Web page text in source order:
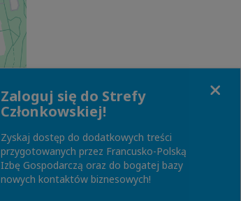
Zaloguj się do Strefy
Członkowskiej!
Zyskaj dostęp do dodatkowych treści
przygotowanych przez Francusko-Polską
Izbę Gospodarczą oraz do bogatej bazy
nowych kontaktów biznesowych!